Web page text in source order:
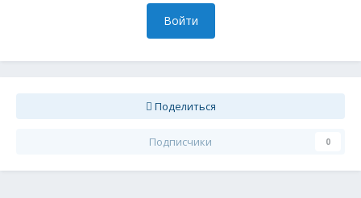
Войти
Поделиться
Подписчики 0